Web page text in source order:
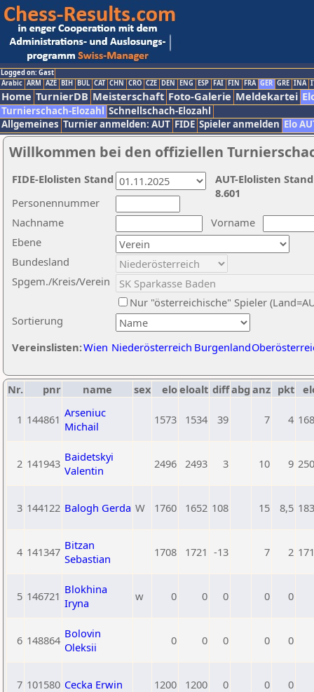
Logged on: Gast
Arabic ARM AZE BIH BUL CAT CHN CRO CZE DEN ENG ESP FAI FIN FRA GER GRE INA
Home TurnierDB Meisterschaft Foto-Galerie Meldekartei
Turnierschach-Elozahl Schnellschach-Elozahl
Allgemeines Turnier anmelden: AUT FIDE Spieler anmelden Elo
Willkommen bei den offiziellen
Nachname
Vorname
Ebene
Sortierung
Personennummer
Bundesland
Spgem./Kreis/Verein
Nur "österreichische" Spieler
Vereinslisten:Wien Niederösterreich Burgenland
AUT-Elolisten
8.601
FIDE-Elolisten Stand
Nr. pnr name sex eloeloalt diffabg anz pkt
1 144861 Arseniuc
Michail
1573 1534 39 7 4
2 141943 Baidetskyi
Valentin
2496 2493 3 10 9
3 144122 Balogh Gerda W 1760 1652 108 15 8,5
4 141347 Bitzan
Sebastian
1708 1721 -13 7 2
5 146721 Blokhina
Iryna
w 0 0 0 0 0
6 148864 Bolovin
Oleksii
0 0 0 0 0
7 101580 Cecka Erwin 1200 1200 0 0 0